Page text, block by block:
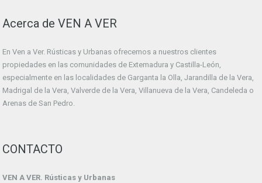
Acerca de VEN A VER
En Ven a Ver. Rústicas y Urbanas ofrecemos a nuestros clientes
propiedades en las comunidades de Extemadura y Castilla-León,
especialmente en las localidades de Garganta la Olla, Jarandilla de la Vera,
Madrigal de la Vera, Valverde de la Vera, Villanueva de la Vera, Candeleda o
Arenas de San Pedro.
CONTACTO
VEN A VER. Rústicas y Urbanas